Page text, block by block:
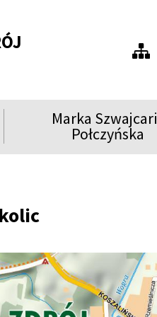
Menu
menu
Marka
Połczyńska